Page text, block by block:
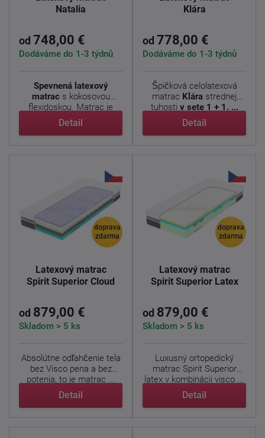
Natalia
od 748,00 €
Dodáváme do 1-3 týdnů
Spevnená latexový
matracs kokosovou
flexidoskou. Matrac je
výborne ...
Detail
Klára
od 778,00 €
Dodáváme do 1-3 týdnů
Špičková celolatexová
matrac Klára strednej
tuhosti v sete 1 + 1. ...
Detail
doprava
zdarma
Latexový matrac
Spirit Superior Cloud
od 879,00 €
Skladom > 5 ks
Absolútne odľahčenie tela
bez Visco pena a bez
potenia, to je matrac ...
Detail
doprava
zdarma
Latexový matrac
Spirit Superior Latex
od 879,00 €
Skladom > 5 ks
Luxusný ortopedický
matrac Spirit Superior
latex v kombinácii visco ...
Detail